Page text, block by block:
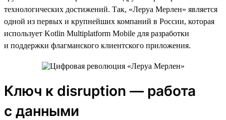
технологических достижений. Так, «Леруа Мерлен» является
одной из первых и крупнейших компаний в России, которая
использует Kotlin Multiplatform Mobile для разработки
и поддержки флагманского клиентского приложения.
Ключ к disruption — работа
с данными